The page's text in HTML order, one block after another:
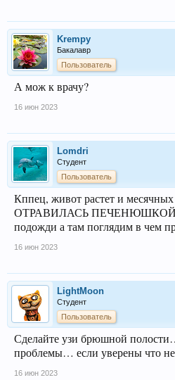
Krempy
Бакалавр
Пользователь
А мож к врачу?
16 июн 2023
Lomdri
Студент
Пользователь
Кппец, живот растет и
ОТРАВИЛАСЬ ПЕЧЕНЮШКОЙ?)
подожди а там поглядим в чем
16 июн 2023
LightMoon
Студент
Пользователь
Сделайте узи брюшной
проблемы… если уверены что
16 июн 2023